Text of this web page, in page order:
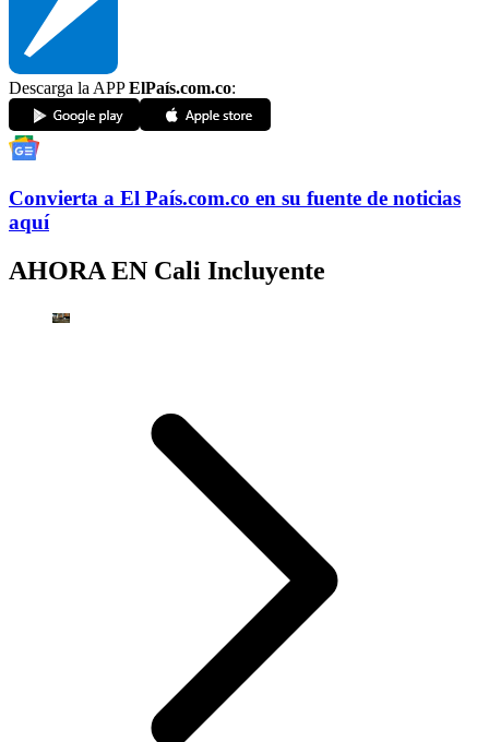
Descarga la APPElPaís.com.co:
Convierta a El País.com.co en su fuente de noticias
aquí
AHORA EN Cali Incluyente